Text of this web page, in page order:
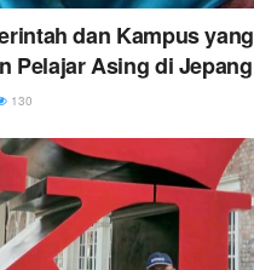
dan Kampus yang
Pelajar Asing di Jepang
130